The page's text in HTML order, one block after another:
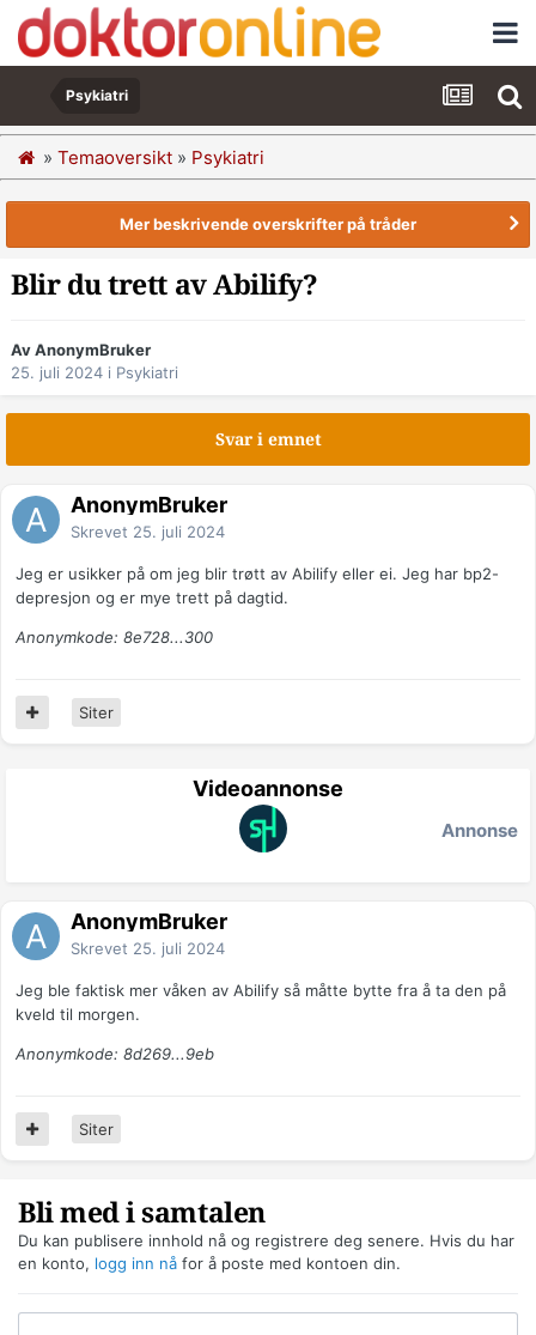
Psykiatri
» Temaoversikt » Psykiatri
Mer beskrivende overskrifter på tråder
Blir du trett av Abilify?
Av AnonymBruker
25. juli 2024 i Psykiatri
Svar i emnet
AnonymBruker
Skrevet 25. juli 2024
Jeg er usikker på om jeg blir trøtt av Abilify eller ei. Jeg har bp2-
depresjon og er mye trett på dagtid.
Anonymkode: 8e728...300
Siter
Videoannonse
Annonse
AnonymBruker
Skrevet 25. juli 2024
Jeg ble faktisk mer våken av Abilify så måtte bytte fra å ta den på
kveld til morgen.
Anonymkode: 8d269...9eb
Siter
Bli med i samtalen
Du kan publisere innhold nå og registrere deg senere. Hvis du har
en konto, logg inn nå for å poste med kontoen din.